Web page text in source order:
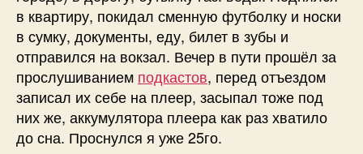
в квартиру, покидал сменную футболку и носки
в сумку, документы, еду, билет в зубы и
отправился на вокзал. Вечер в пути прошёл за
прослушиванием подкастов, перед отъездом
записал их себе на плеер, засыпал тоже под
них же, аккумулятора плеера как раз хватило
до сна. Проснулся я уже 25го.